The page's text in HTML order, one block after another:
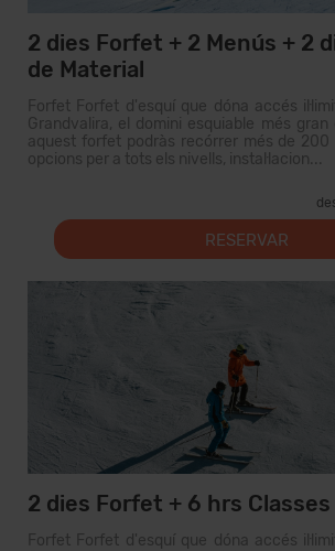
2 dies Forfet + 2 Menús + 2
de Material
Forfet Forfet d'esquí que dóna accés
Grandvalira, el domini esquiable més gran
aquest forfet podràs recórrer més de 200
opcions per a tots els nivells, instal·lacion...
RESERVAR
2 dies Forfet + 6 hrs Classes
Forfet Forfet d'esquí que dóna accés